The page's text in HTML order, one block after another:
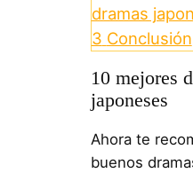
dramas
3 Conclusión
10 mejores
japoneses
Ahora te
buenos